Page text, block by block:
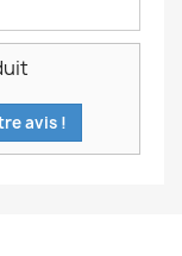
avis !